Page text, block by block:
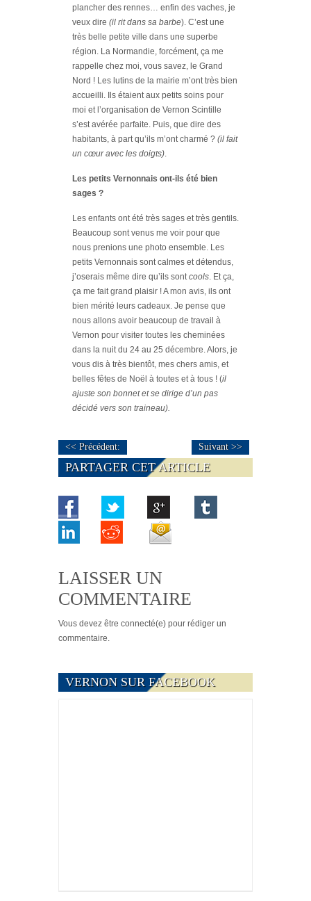
plancher des rennes… enfin des vaches, je
veux dire (il rit dans sa barbe). C’est une
très belle petite ville dans une superbe
région. La Normandie, forcément, ça me
rappelle chez moi, vous savez, le Grand
Nord ! Les lutins de la mairie m’ont très bien
accueilli. Ils étaient aux petits soins pour
moi et l’organisation de Vernon Scintille
s’est avérée parfaite. Puis, que dire des
habitants, à part qu’ils m’ont charmé ? (il fait
un cœur avec les doigts).
Les petits Vernonnais ont-ils été bien
sages ?
Les enfants ont été très sages et très gentils.
Beaucoup sont venus me voir pour que
nous prenions une photo ensemble. Les
petits Vernonnais sont calmes et détendus,
j’oserais même dire qu’ils sontcools. Et ça,
ça me fait grand plaisir ! A mon avis, ils ont
bien mérité leurs cadeaux. Je pense que
nous allons avoir beaucoup de travail à
Vernon pour visiter toutes les cheminées
dans la nuit du 24 au 25 décembre. Alors, je
vous dis à très bientôt, mes chers amis, et
belles fêtes de Noël à toutes et à tous ! (il
ajuste son bonnet et se dirige d’un pas
décidé vers son traineau).
<< Précédent: Suivant >>
PARTAGER CET ARTICLE
LAISSER UN
COMMENTAIRE
Vous devez être connecté(e) pour rédiger un
commentaire.
VERNON SUR FACEBOOK